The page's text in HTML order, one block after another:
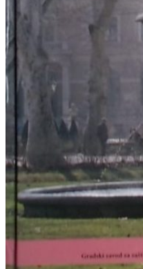
O nama
Novosti
Pretraži:
Nema proizvoda u
Povratak u trgovinu
Košarica